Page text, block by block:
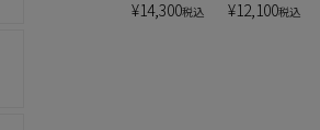
¥14,300税込 ¥12,100税込